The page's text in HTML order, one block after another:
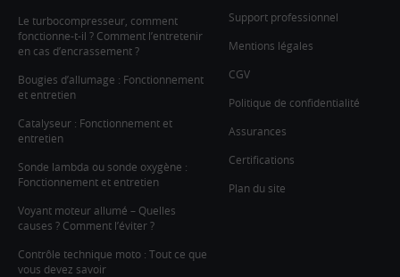
Le turbocompresseur, comment
fonctionne-t-il ? Comment l’entretenir
en cas d’encrassement ?
Bougies d’allumage : Fonctionnement
et entretien
Catalyseur : Fonctionnement et
entretien
Sonde lambda ou sonde oxygène :
Fonctionnement et entretien
Voyant moteur allumé – Quelles
causes ? Comment l’éviter ?
Contrôle technique moto : Tout ce que
vous devez savoir
Support professionnel
Mentions légales
CGV
Politique de confidentialité
Assurances
Certifications
Plan du site